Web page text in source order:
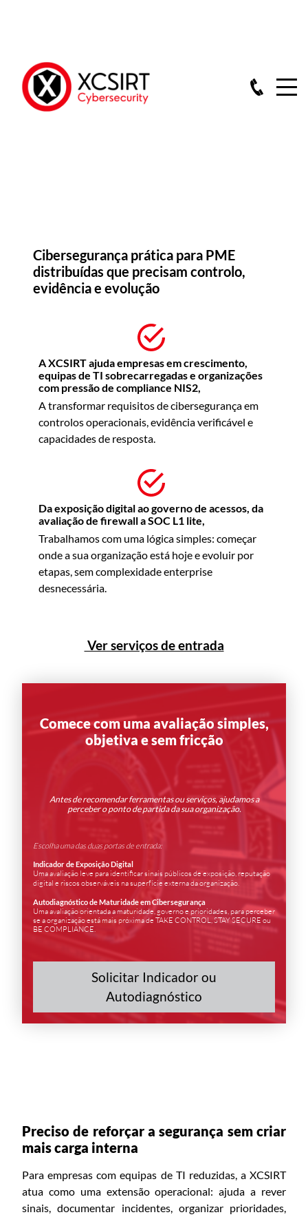
Cibersegurança prática para PME
distribuídas que precisam controlo,
evidência e evolução
A XCSIRT ajuda empresas em crescimento,
equipas de TI sobrecarregadas e organizações
com pressão de compliance NIS2,
A transformar requisitos de cibersegurança em
controlos operacionais, evidência verificável e
capacidades de resposta.
Da exposição digital ao governo de acessos, da
avaliação de firewall a SOC L1 lite,
Trabalhamos com uma lógica simples: começar
onde a sua organização está hoje e evoluir por
etapas, sem complexidade enterprise
desnecessária.
Ver serviços de entrada
Comece com uma avaliação simples,
objetiva e sem fricção
Antes de recomendar ferramentas ou serviços, ajudamos a
perceber o ponto de partida da sua organização.
Escolha uma das duas portas de entrada:
Indicador de Exposição Digital
Uma avaliação leve para identificar sinais públicos de exposição, reputação
digital e riscos observáveis na superfície externa da organização.
Autodiagnóstico de Maturidade em Cibersegurança
Uma avaliação orientada a maturidade, governo e prioridades, para perceber
se a organização está mais próxima de TAKE CONTROL, STAY SECURE ou
BE COMPLIANCE.
Solicitar Indicador ou
Autodiagnóstico
Preciso de reforçar a segurança sem criar
mais carga interna
Para empresas com equipas de TI reduzidas, a XCSIRT
atua como uma extensão operacional: ajuda a rever
sinais, documentar incidentes, organizar prioridades,